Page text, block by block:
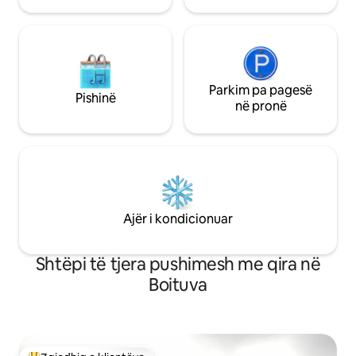
Pishinë
Parkim pa pagesë
në pronë
Ajër i kondicionuar
Shtëpi të tjera pushimesh me qira në
Boituva